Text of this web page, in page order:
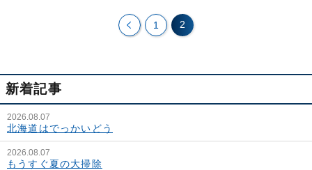
1 2
新着記事
2026.08.07
北海道はでっかいどう
2026.08.07
もうすぐ夏の大掃除